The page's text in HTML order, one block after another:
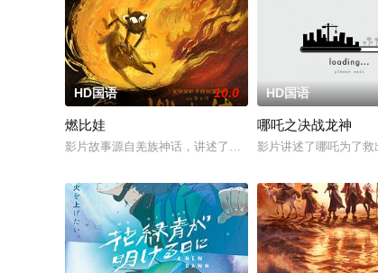
HD国语 10.0
燃比娃
影片故事源自羌族神话，讲述了一只被人类抚养长大的猴子
HD国语
哪吒之决战龙神
影片讲述了哪吒为了救